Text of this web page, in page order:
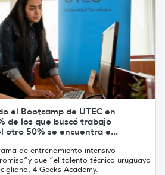
el Bootcamp de UTEC en
de los que buscó trabajo
otro 50% se encuentra e...
de entrenamiento intensivo
que “el talento técnico uruguayo
4 Geeks Academy.